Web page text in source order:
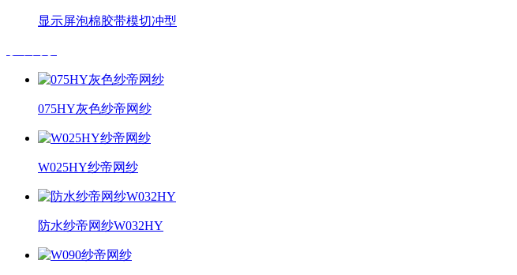
显示屏泡棉胶带模切冲型
075HY灰色纱帝网纱
W025HY纱帝网纱
防水纱帝网纱W032HY